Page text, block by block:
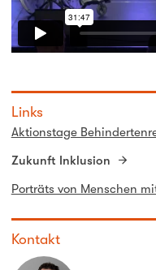
Links
Aktionstage
Zukunft Inklusion
Porträts von Menschen
Kontakt